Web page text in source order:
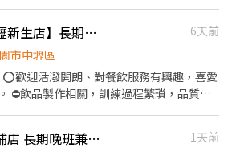
👍 【茶海CHA Hi中壢新生店】長期早晚班兼職人員(假日班）
6天前
市中壢區
⭕️歡迎活潑開朗、對餐飲服務有興趣，喜愛
⛔️飲品製作相關，訓練過程繁瑣，品質控
收據整齊與準確 【環境清潔】 清
👍 「凡夫廚子 」青埔店 長期晚班兼職人員
1天前